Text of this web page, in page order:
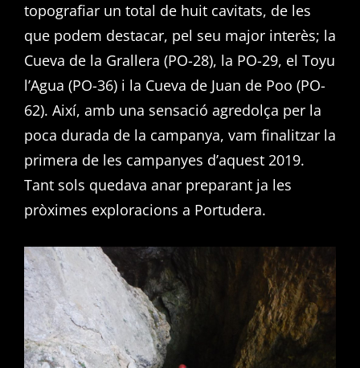
topografiar un total de huit cavitats, de les
que podem destacar, pel seu major interès; la
Cueva de la Grallera (PO-28), la PO-29, el Toyu
l’Agua (PO-36) i la Cueva de Juan de Poo (PO-
62). Així, amb una sensació agredolça per la
poca durada de la campanya, vam finalitzar la
primera de les campanyes d’aquest 2019.
Tant sols quedava anar preparant ja les
pròximes exploracions a Portudera.